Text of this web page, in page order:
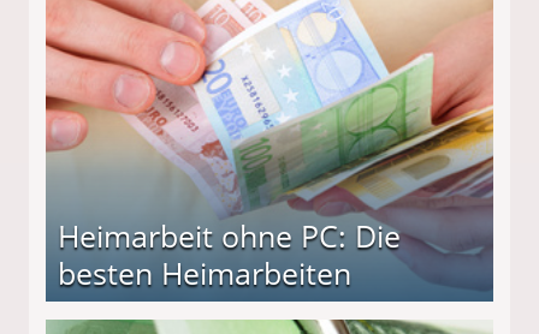
Heimarbeit ohne PC: Die
besten Heimarbeiten